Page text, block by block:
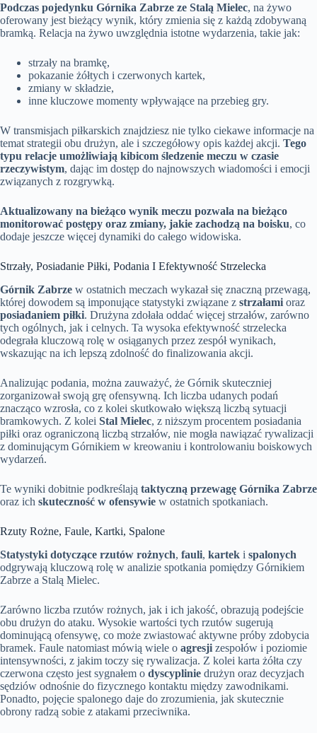
Podczas pojedynku Górnika Zabrze ze Stalą Mielec, na żywo
oferowany jest bieżący wynik, który zmienia się z każdą zdobywaną
bramką. Relacja na żywo uwzględnia istotne wydarzenia, takie jak:
strzały na bramkę,
pokazanie żółtych i czerwonych kartek,
zmiany w składzie,
inne kluczowe momenty wpływające na przebieg gry.
W transmisjach piłkarskich znajdziesz nie tylko ciekawe informacje na
temat strategii obu drużyn, ale i szczegółowy opis każdej akcji. Tego
typu relacje umożliwiają kibicom śledzenie meczu w czasie
rzeczywistym, dając im dostęp do najnowszych wiadomości i emocji
związanych z rozgrywką.
Aktualizowany na bieżąco wynik meczu pozwala na bieżąco
monitorować postępy oraz zmiany, jakie zachodzą na boisku, co
dodaje jeszcze więcej dynamiki do całego widowiska.
Strzały, Posiadanie Piłki, Podania I Efektywność Strzelecka
Górnik Zabrze w ostatnich meczach wykazał się znaczną przewagą,
której dowodem są imponujące statystyki związane z strzałami oraz
posiadaniem piłki. Drużyna zdołała oddać więcej strzałów, zarówno
tych ogólnych, jak i celnych. Ta wysoka efektywność strzelecka
odegrała kluczową rolę w osiąganych przez zespół wynikach,
wskazując na ich lepszą zdolność do finalizowania akcji.
Analizując podania, można zauważyć, że Górnik skuteczniej
zorganizował swoją grę ofensywną. Ich liczba udanych podań
znacząco wzrosła, co z kolei skutkowało większą liczbą sytuacji
bramkowych. Z kolei Stal Mielec, z niższym procentem posiadania
piłki oraz ograniczoną liczbą strzałów, nie mogła nawiązać rywalizacji
z dominującym Górnikiem w kreowaniu i kontrolowaniu boiskowych
wydarzeń.
Te wyniki dobitnie podkreślają taktyczną przewagę Górnika Zabrze
oraz ich skuteczność w ofensywie w ostatnich spotkaniach.
Rzuty Rożne, Faule, Kartki, Spalone
Statystyki dotyczące rzutów rożnych, fauli, kartek i spalonych
odgrywają kluczową rolę w analizie spotkania pomiędzy Górnikiem
Zabrze a Stalą Mielec.
Zarówno liczba rzutów rożnych, jak i ich jakość, obrazują podejście
obu drużyn do ataku. Wysokie wartości tych rzutów sugerują
dominującą ofensywę, co może zwiastować aktywne próby zdobycia
bramek. Faule natomiast mówią wiele o agresji zespołów i poziomie
intensywności, z jakim toczy się rywalizacja. Z kolei karta żółta czy
czerwona często jest sygnałem o dyscyplinie drużyn oraz decyzjach
sędziów odnośnie do fizycznego kontaktu między zawodnikami.
Ponadto, pojęcie spalonego daje do zrozumienia, jak skutecznie
obrony radzą sobie z atakami przeciwnika.